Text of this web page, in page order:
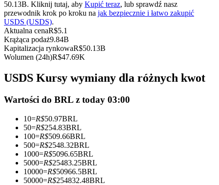
50.13B. Kliknij tutaj, aby Kupić teraz, lub sprawdź nasz
przewodnik krok po kroku na jak bezpiecznie i łatwo zakupić
USDS (USDS).
Aktualna cenaR$5.1
Krążąca podaż9.84B
Kapitalizacja rynkowaR$50.13B
Wolumen (24h)R$47.69K
USDS Kursy wymiany dla różnych kwot
Wartości do BRL z today 03:00
10=R$50.97BRL
50=R$254.83BRL
100=R$509.66BRL
500=R$2548.32BRL
1000=R$5096.65BRL
5000=R$25483.25BRL
10000=R$50966.5BRL
50000=R$254832.48BRL